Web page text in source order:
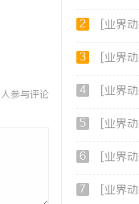
人参与评论
2 [业界动
3 [业界动
4 [业界动
5 [业界动
6 [业界动
7 [业界动